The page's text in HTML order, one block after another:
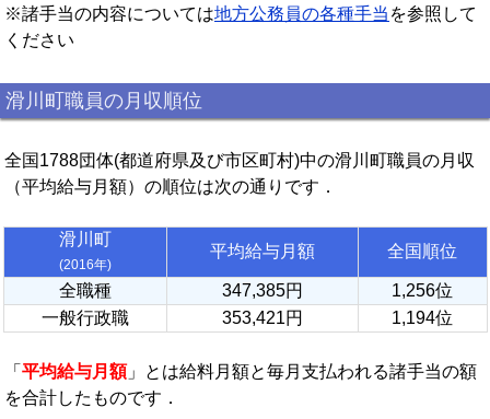
※諸手当の内容については地方公務員の各種手当 を参照して
ください
滑川町職員の月収順位
全国1788団体(都道府県及び市区町村)中の滑川町職員の月収
（平均給与月額）の順位は次の通りです．
滑川町
(2016年)
平均給与月額 全国順位
全職種 347,385円
1,256位
一般行政職
353,421円 1,194位
「 平均給与月額」とは給料月額と毎月支払われる諸手当の額
を合計したものです．